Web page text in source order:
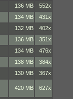
136 MB
552x
134 MB
431x
132 MB
402x
136 MB
351x
134 MB
476x
138 MB
384x
130 MB
367x
420 MB 627x